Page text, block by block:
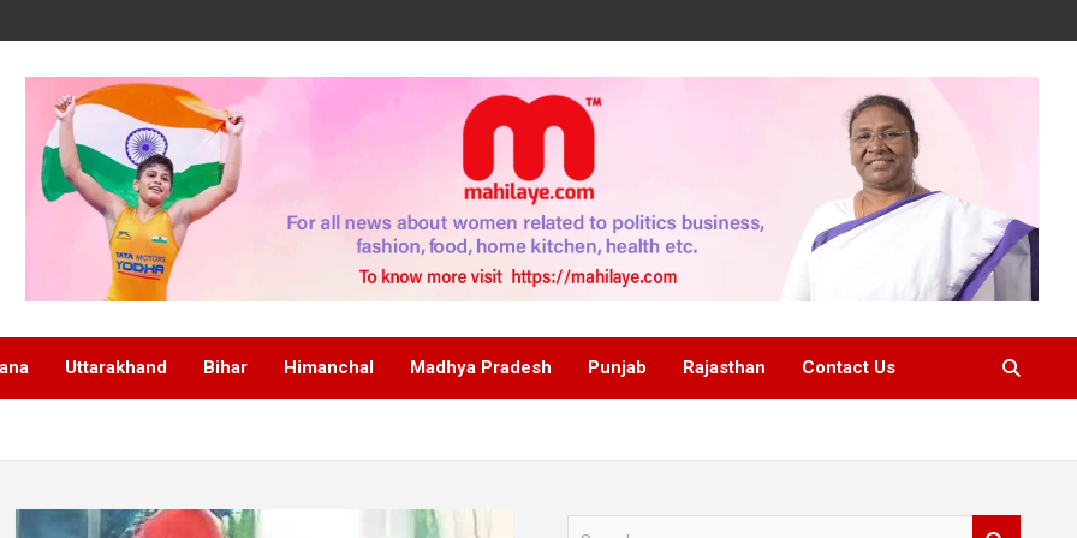
Uttarakhand Bihar Himanchal Madhya Pradesh Punjab Rajasthan Contact Us